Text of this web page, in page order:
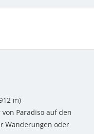
m)
Paradiso auf den
Wanderungen oder